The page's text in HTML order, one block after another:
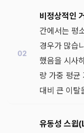
비정상적인
간에서는 평
경우가 많습
했음을 시사
량 가중 평균
대비 큰 이탈
유동성 스